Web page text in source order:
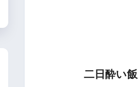
二日酔い飯